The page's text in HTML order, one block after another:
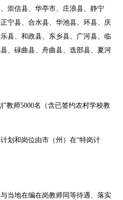
崇信县、华亭市、庄浪县、静宁
宁县、合水县、华池县、环县、庆
县、和政县、东乡县、广河县、临
、碌曲县、舟曲县、迭部县、夏河
”教师5000名（含已签约农村学校教
划和岗位由市（州）在“特岗计
当地在编在岗教师同等待遇、落实